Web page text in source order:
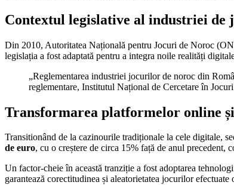
Contextul legislative al industriei de
Din 2010, Autoritatea Națională pentru Jocuri de Noroc
legislația a fost adaptată pentru a integra noile realități
„Reglementarea industriei jocurilor de noroc din
reglementare, Institutul Național de Cercetare în
Transformarea platformelor online
Transitionând de la cazinourile tradiționale la cele digitale,
de euro, cu o creștere de circa 15% față de anul precedent,
Un factor-cheie în această tranziție a fost adoptarea
garantează corectitudinea și aleatorietatea jocurilor